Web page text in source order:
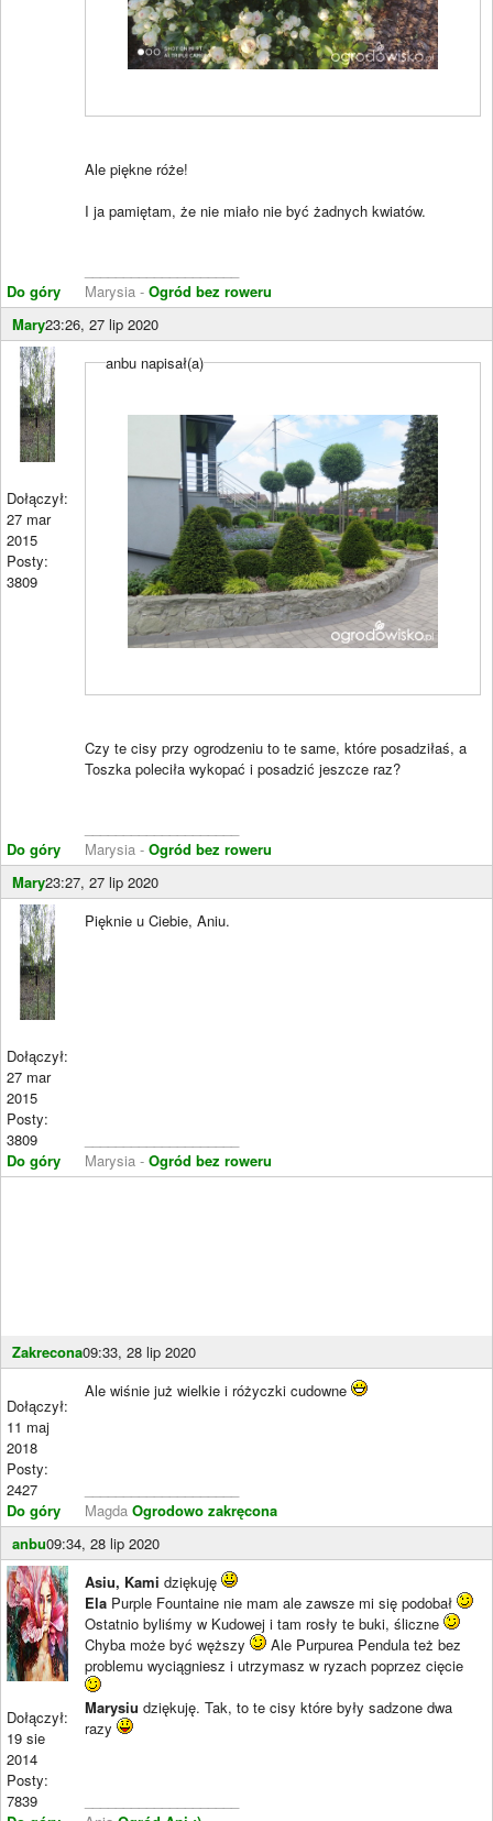
Do góry
Ale piękne róże!
I ja pamiętam, że nie miało nie być żadnych kwiatów.
Marysia - Ogród bez roweru
Mary23:26, 27 lip 2020
Dołączył:
27 mar
2015
Posty:
3809
Do góry
anbu napisał(a)
Czy te cisy przy ogrodzeniu to te same, które posadziłaś, a
Toszka poleciła wykopać i posadzić jeszcze raz?
Marysia - Ogród bez roweru
Mary23:27, 27 lip 2020
Dołączył:
27 mar
2015
Posty:
3809
Do góry
Pięknie u Ciebie, Aniu.
Marysia - Ogród bez roweru
Zakrecona09:33, 28 lip 2020
Dołączył:
11 maj
2018
Posty:
2427
Do góry
Ale wiśnie już wielkie i różyczki cudowne
Magda Ogrodowo zakręcona
anbu09:34, 28 lip 2020
Dołączył:
19 sie
2014
Posty:
7839
Asiu, Kami dziękuję
Ela Purple Fountaine nie mam ale zawsze mi się podobał
Ostatnio byliśmy w Kudowej i tam rosły te buki, śliczne
Chyba może być węższy
Ale Purpurea Pendula też bez
problemu wyciągniesz i utrzymasz w ryzach poprzez cięcie
Marysiu dziękuję. Tak, to te cisy które były sadzone dwa
razy